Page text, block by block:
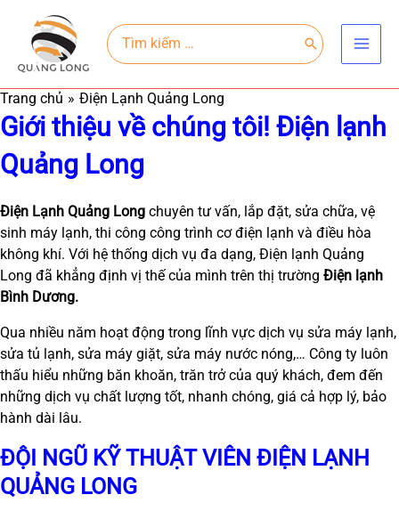
dung
Search
for:
Trang chủ Điện Lạnh Quảng Long
Giới thiệu về chúng tôi! Điện lạnh
Quảng Long
Điện Lạnh Quảng Long chuyên tư vấn, lắp đặt, sửa chữa, vệ
sinh máy lạnh, thi công công trình cơ điện lạnh và điều hòa
không khí. Với hệ thống dịch vụ đa dạng, Điện lạnh Quảng
Long đã khẳng định vị thế của mình trên thị trường Điện lạnh
Bình Dương.
Qua nhiều năm hoạt động trong lĩnh vực dịch vụ sửa máy lạnh,
sửa tủ lạnh, sửa máy giặt, sửa máy nước nóng,… Công ty luôn
thấu hiểu những băn khoăn, trăn trở của quý khách, đem đến
những dịch vụ chất lượng tốt, nhanh chóng, giá cả hợp lý, bảo
hành dài lâu.
ĐỘI NGŨ KỸ THUẬT VIÊN ĐIỆN LẠNH
QUẢNG LONG